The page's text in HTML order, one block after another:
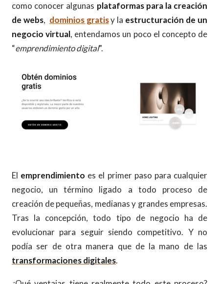
como conocer algunas plataformas para la creación
de webs, dominios gratisy la estructuración de un
negocio virtual, entendamos un poco el concepto de
“emprendimiento digital”.
El emprendimiento es el primer paso para cualquier
negocio, un término ligado a todo proceso de
creación de pequeñas, medianas y grandes empresas.
Tras la concepción, todo tipo de negocio ha de
evolucionar para seguir siendo competitivo. Y no
podía ser de otra manera que de la mano de las
transformaciones digitales.